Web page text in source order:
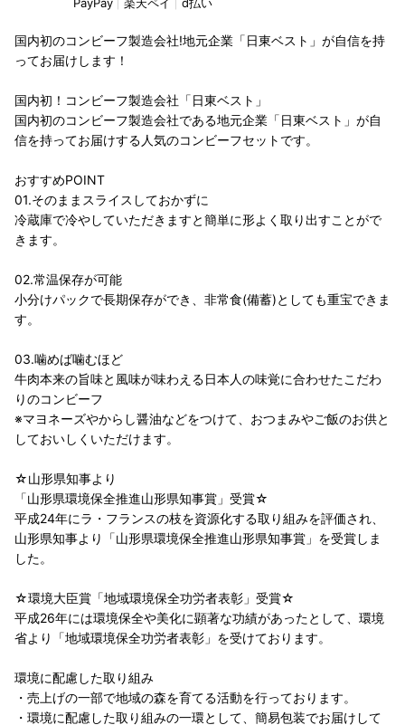
PayPay
楽天ペイ d払い
国内初のコンビーフ製造会社!地元企業「日東ベスト」が自信を持
ってお届けします！
国内初！コンビーフ製造会社「日東ベスト」
国内初のコンビーフ製造会社である地元企業「日東ベスト」が自
信を持ってお届けする人気のコンビーフセットです。
おすすめPOINT
01.そのままスライスしておかずに
冷蔵庫で冷やしていただきますと簡単に形よく取り出すことがで
きます。
02.常温保存が可能
小分けパックで長期保存ができ、非常食(備蓄)としても重宝できま
す。
03.噛めば噛むほど
牛肉本来の旨味と風味が味わえる日本人の味覚に合わせたこだわ
りのコンビーフ
※マヨネーズやからし醤油などをつけて、おつまみやご飯のお供と
しておいしくいただけます。
☆山形県知事より
「山形県環境保全推進山形県知事賞」受賞☆
平成24年にラ・フランスの枝を資源化する取り組みを評価され、
山形県知事より「山形県環境保全推進山形県知事賞」を受賞しま
した。
☆環境大臣賞「地域環境保全功労者表彰」受賞☆
平成26年には環境保全や美化に顕著な功績があったとして、環境
省より「地域環境保全功労者表彰」を受けております。
環境に配慮した取り組み
・売上げの一部で地域の森を育てる活動を行っております。
・環境に配慮した取り組みの一環として、簡易包装でお届けして